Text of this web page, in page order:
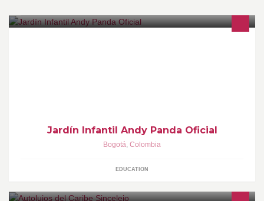
Jardín Infantil Andy Panda Oficial
Bogotá, Colombia
EDUCATION